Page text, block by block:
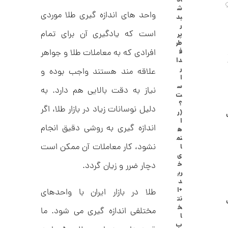
واحد های اندازه گیری طلا موردی
است که یادگیری آن برای تمام
افرادی که به معاملات طلا و جواهر
علاقه مند هستند واجب بوده و
نیاز به دقت بالایی هم دارد. به
دلیل نوسانات زیاد در بازار طلا، اگر
اندازه گیری به روشی دقیق انجام
نشود، کار معاملات آن ممکن است
دچار ضرر و زیان گردد.
طلا در بازار ایران با واحدهای
مختلفی اندازه گیری می شود. ما
ش
بد
ر
پر
طر
ف
دا
ر
ا
س
ت
؟
(ر
ا
ه
نم
ا
ی
خ
ری
د
+ا
نت
خ
ا
ب
ا
ن
ش
ت
ر
ط
ز
ک
ا
ل
ک
ش
ی
ن
ی
م
ا
ل
ر
2
6
0
7
2
,
0
0
0
ت
و
م